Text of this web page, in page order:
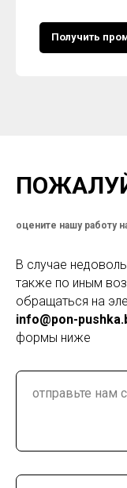
Получить
оцените нашу работу
В случае
также по иным
обращаться на
info@pon-
формы ниже